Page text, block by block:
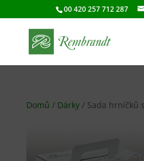
00 420 257 712 287
Domů / Dárky/ Sada hrníčků